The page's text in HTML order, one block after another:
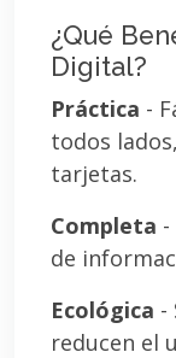
¿Qué
Digital?
Práctica -
todos
tarjetas.
Completa
de
Ecológica -
reducen el